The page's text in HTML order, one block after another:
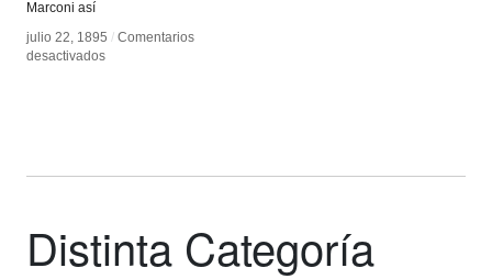
Marconi así
julio 22, 1895 / Comentarios
desactivadosen
julio 22, 1895 / Comentarios
desactivadosen
Distinta Categoría